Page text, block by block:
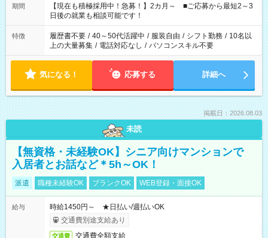
たくない」 など、ご希望を教えてくださいね。 ※Wワーク希望
の方へ 今ご覧のお仕事で希望する勤務時間と、もう1つのお仕事
の勤務時間。 合計で週40時間を超える場合は応募できません。
期間
【現在も積極採用中！急募！】2カ月～ ■ご応募から最短2～3
日後の就業も相談可能です！
特徴 履歴書不要 / 40～50代活躍中 / 服装自由 / シフト勤務 / 10名以
上の大量募集 / 電話対応なし / パソコンスキル不要
気になる！ 応募する 詳細へ
掲載日：2026.08.03
未読
【無資格・未経験OK】シニア向けマンションで
入居者とお話など＊5h～OK！
派遣 職種未経験OK ブランクOK WEB登録・面接OK
給与
時給1450円～ ★日払い/週払いOK
交通費別途支給あり
交通費 交通費全額支給